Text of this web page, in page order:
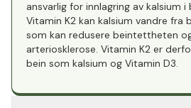
ansvarlig for innlagring av kalsium
Vitamin K2 kan kalsium vandre fra
som kan redusere beintettheten
arteriosklerose. Vitamin K2 er
bein som kalsium og Vitamin D3.